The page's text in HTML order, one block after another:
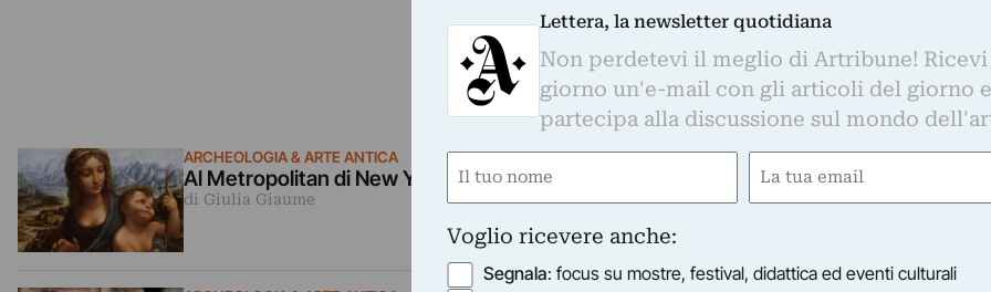
ARCHEOLOGIA & ARTE ANTICA
Al Metropolitan di New York è comparso un raro dipinto di Leonardo da Vinci: è la
di Giulia Giaume
Lettera, la newsletter quotidiana
Non perdetevi il meglio di Artribune! Ricevi
giorno un'e-mail con gli articoli del giorno e
partecipa alla discussione sul mondo
Nome
Email
Voglio ricevere anche:
Segnala: focus su mostre, festival, didattica ed eventi culturali